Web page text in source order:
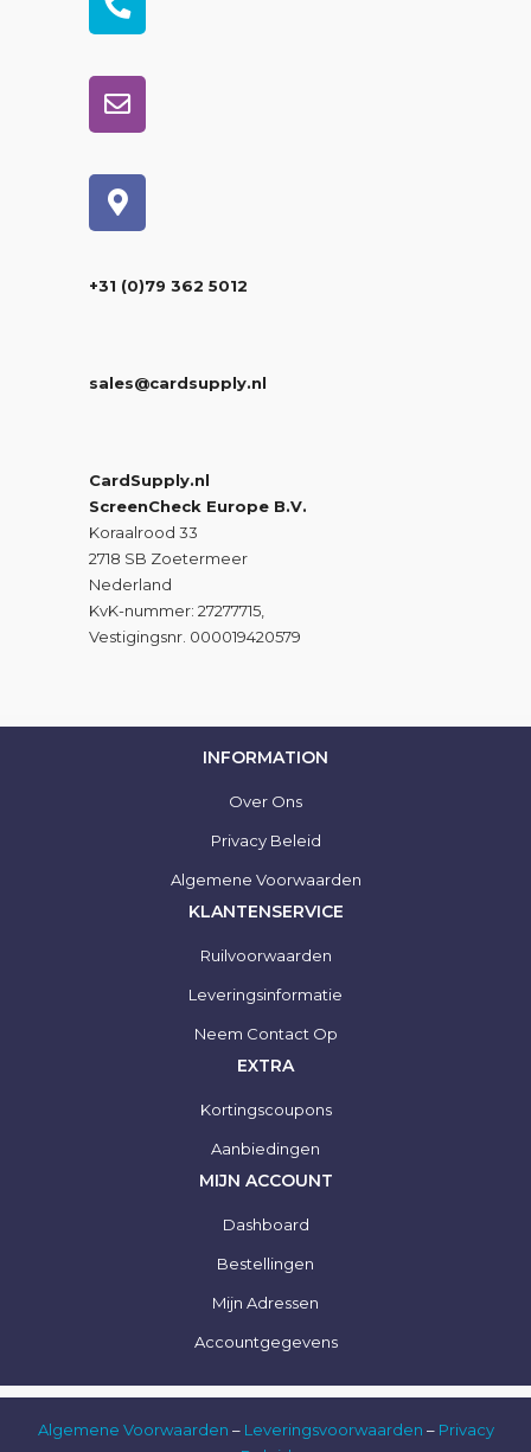
+31 (0)79 362 5012
sales@cardsupply.nl
CardSupply.nl
ScreenCheck Europe B.V.
Koraalrood 33
2718 SB Zoetermeer
Nederland
KvK-nummer: 27277715,
Vestigingsnr. 000019420579
INFORMATION
Over Ons
Privacy Beleid
Algemene Voorwaarden
KLANTENSERVICE
Ruilvoorwaarden
Leveringsinformatie
Neem Contact Op
EXTRA
Kortingscoupons
Aanbiedingen
MIJN ACCOUNT
Dashboard
Bestellingen
Mijn Adressen
Accountgegevens
Algemene Voorwaarden – Leveringsvoorwaarden – Privacy